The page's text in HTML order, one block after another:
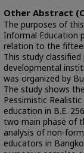
Other Abstract
The purposes of
Informal Education
relation to the
This study
developmental
was organized by
The study shows
Pessimistic
education in B.E.
two main phase of
analysis of non-
educators in